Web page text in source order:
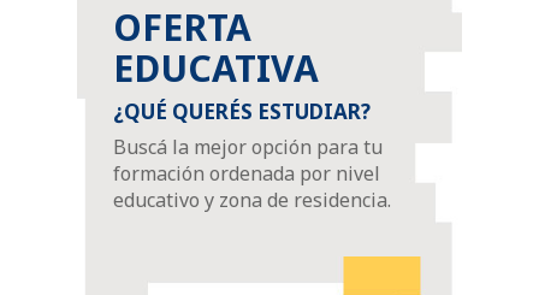
OFERTA
EDUCATIVA
¿QUÉ QUERÉS ESTUDIAR?
Buscá la mejor opción para tu
formación ordenada por nivel
educativo y zona de residencia.